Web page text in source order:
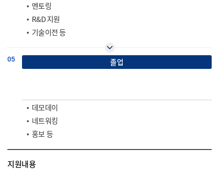
멘토링
R&D 지원
기술이전 등
05 졸업
데모데이
네트워킹
홍보 등
지원내용